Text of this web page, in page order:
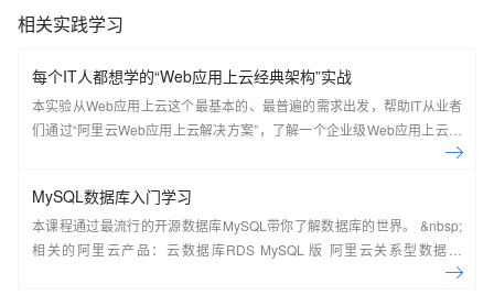
相关实践学习
每个IT人都想学的“Web应用上云经典架构”实战
本实验从Web应用上云这个最基本的、最普遍的需求出发，帮助IT从业者
们通过“阿里云Web应用上云解决方案”，了解一个企业级Web应用上云的
MySQL数据库入门学习
本课程通过最流行的开源数据库MySQL带你了解数据库的世界。 &nbsp;
相关的阿里云产品：云数据库RDS MySQL 版 阿里云关系型数据库
RDS（Relational Database Service）是一种稳定可靠、可弹性伸缩的在